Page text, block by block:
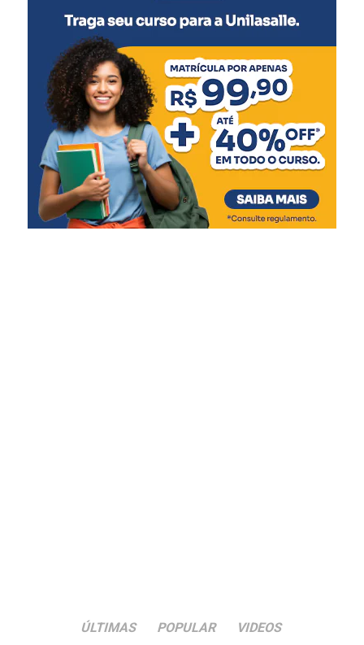
“O acolhimento
institucional exige uma
estrutura adequada e um
ambiente que transmita
cuidado e segurança. Este
novo espaço amplia nossa
capacidade de atendimento
e garante mais qualidade
de vida às crianças e
institucional.
ÚLTIMAS POPULAR VIDEOS